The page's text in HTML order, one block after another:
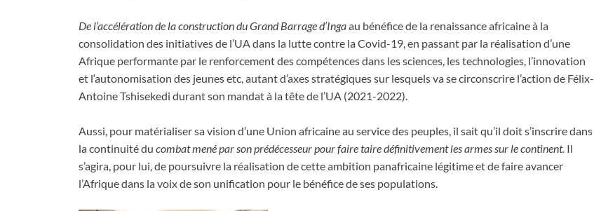
De l’accélération de la construction du Grand Barrage d’Ingaau bénéfice de la renaissance africaine à la
consolidation des initiatives de l’UA dans la lutte contre la Covid-19, en passant par la réalisation d’une
Afrique performante par le renforcement des compétences dans les sciences, les technologies, l’innovation
et l‘autonomisation des jeunes etc, autant d’axes stratégiques sur lesquels va se circonscrire l’action de Félix-
Antoine Tshisekedi durant son mandat à la tête de l’UA (2021-2022).
Aussi, pour matérialiser sa vision d’une Union africaine au service des peuples, il sait qu’il doit s’inscrire dans
la continuité du combat mené par son prédécesseur pour faire taire définitivement les armes sur le continent. Il
s’agira, pour lui, de poursuivre la réalisation de cette ambition panafricaine légitime et de faire avancer
l’Afrique dans la voix de son unification pour le bénéfice de ses populations.